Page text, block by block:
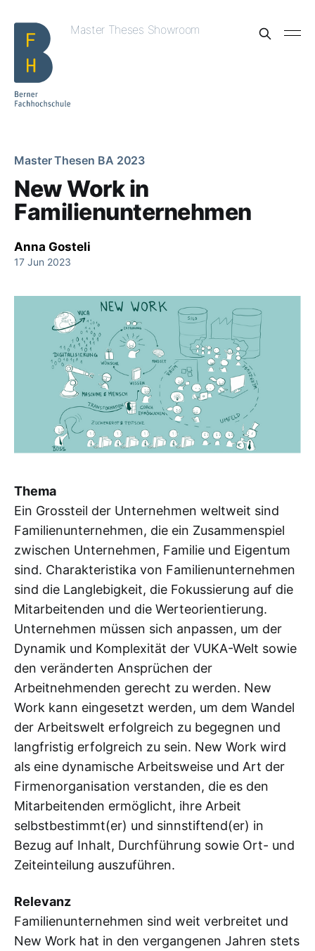
Master Theses Showroom
Master Thesen BA 2023
New Work in
Familienunternehmen
Anna Gosteli
17 Jun 2023
Thema
Ein Grossteil der Unternehmen weltweit sind
Familienunternehmen, die ein Zusammenspiel
zwischen Unternehmen, Familie und Eigentum
sind. Charakteristika von Familienunternehmen
sind die Langlebigkeit, die Fokussierung auf die
Mitarbeitenden und die Werteorientierung.
Unternehmen müssen sich anpassen, um der
Dynamik und Komplexität der VUKA-Welt sowie
den veränderten Ansprüchen der
Arbeitnehmenden gerecht zu werden. New
Work kann eingesetzt werden, um dem Wandel
der Arbeitswelt erfolgreich zu begegnen und
langfristig erfolgreich zu sein. New Work wird
als eine dynamische Arbeitsweise und Art der
Firmenorganisation verstanden, die es den
Mitarbeitenden ermöglicht, ihre Arbeit
selbstbestimmt(er) und sinnstiftend(er) in
Bezug auf Inhalt, Durchführung sowie Ort- und
Zeiteinteilung auszuführen.
Relevanz
Familienunternehmen sind weit verbreitet und
New Work hat in den vergangenen Jahren stets